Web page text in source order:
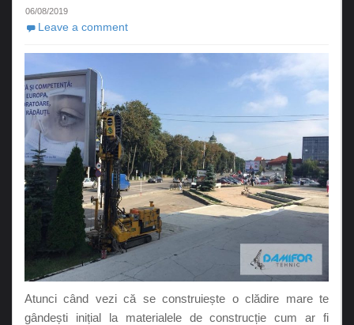
06/08/2019
Leave a comment
Atunci când vezi că se construiește o clădire mare te
gândești inițial la materialele de construcție cum ar fi